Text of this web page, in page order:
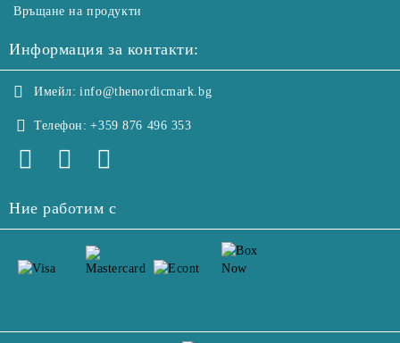
Връщане на продукти
Информация за контакти:
Имейл: info@thenordicmark.bg
Телефон: +359 876 496 353
Ние работим с